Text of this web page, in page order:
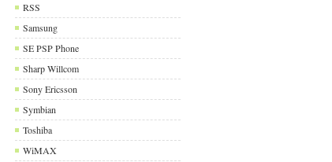
RSS
Samsung
SE PSP Phone
Sharp Willcom
Sony Ericsson
Symbian
Toshiba
WiMAX